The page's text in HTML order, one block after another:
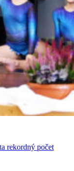
rekordný počet